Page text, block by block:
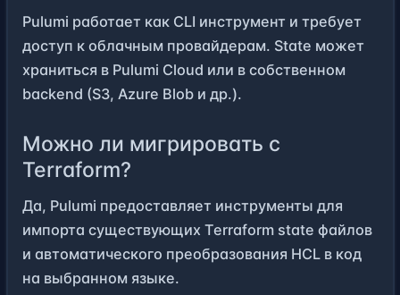
Pulumi работает как CLI инструмент и требует
доступ к облачным провайдерам. State может
храниться в Pulumi Cloud или в собственном
backend (S3, Azure Blob и др.).
Можно ли мигрировать с
Terraform?
Да, Pulumi предоставляет инструменты для
импорта существующих Terraform state файлов
и автоматического преобразования HCL в код
на выбранном языке.